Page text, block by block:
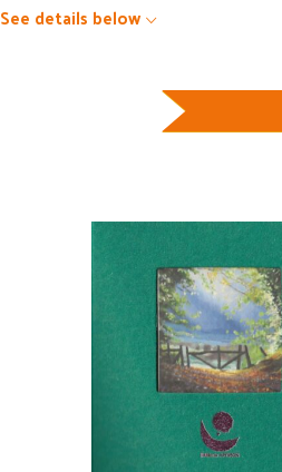
See details below